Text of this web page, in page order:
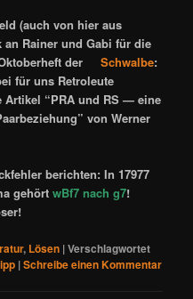
(auch von hier aus
an Rainer undGabi für die
der
Schwalbe:
für uns Retroleute
Artikel “PRA und RS — eine
vonWerner
berichten: In 17977
gehörtwBf7 nach g7!
, Lösen |Verschlagwortet
|Schreibe einen Kommentar